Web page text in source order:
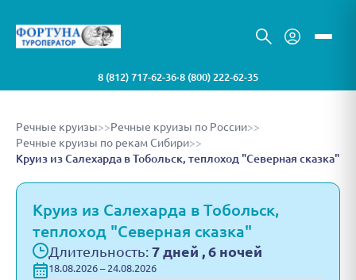
8 (812) 717-62-36•8 (800) 222-62-35
Речные круизы>>Речные круизы по России>>
Речные круизы по рекам Сибири>>
Круиз из Салехарда в Тобольск, теплоход "Северная сказка"
Круиз из Салехарда в Тобольск,
теплоход "Северная сказка"
Длительность: 7 дней , 6 ночей
18.08.2026 – 24.08.2026